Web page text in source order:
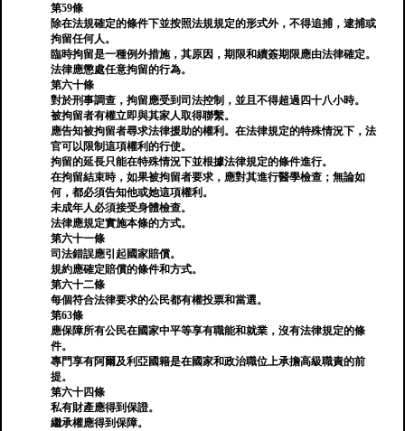
第59條
除在法規確定的條件下並按照法規規定的形式外，不得追捕，逮捕或
拘留任何人。
臨時拘留是一種例外措施，其原因，期限和續簽期限應由法律確定。
法律應懲處任意拘留的行為。
第六十條
對於刑事調查，拘留應受到司法控制，並且不得超過四十八小時。
被拘留者有權立即與其家人取得聯繫。
應告知被拘留者尋求法律援助的權利。在法律規定的特殊情況下，法
官可以限制這項權利的行使。
拘留的延長只能在特殊情況下並根據法律規定的條件進行。
在拘留結束時，如果被拘留者要求，應對其進行醫學檢查；無論如
何，都必須告知他或她這項權利。
未成年人必須接受身體檢查。
法律應規定實施本條的方式。
第六十一條
司法錯誤應引起國家賠償。
規約應確定賠償的條件和方式。
第六十二條
每個符合法律要求的公民都有權投票和當選。
第63條
應保障所有公民在國家中平等享有職能和就業，沒有法律規定的條
件。
專門享有阿爾及利亞國籍是在國家和政治職位上承擔高級職責的前
提。
第六十四條
私有財產應得到保證。
繼承權應得到保障。